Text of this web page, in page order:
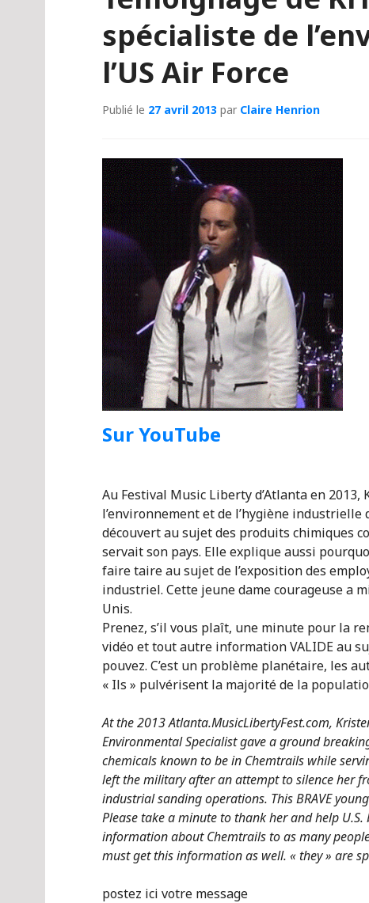
spécialiste de
l’US Air Force
Publié le 27 avril 2013 par Claire Henrion
Sur YouTube
Au Festival Music Liberty d’Atlanta en
l’environnement et de l’hygiène industrielle
découvert au sujet des produits chimiques
servait son pays. Elle explique aussi
faire taire au sujet de l’exposition des
industriel. Cette jeune dame courageuse a
Unis.
Prenez, s’il vous plaît, une minute pour la
vidéo et tout autre information VALIDE au
pouvez. C’est un problème planétaire, les
« Ils » pulvérisent la majorité de la
At the 2013 Atlanta.MusicLibertyFest.com,
Environmental Specialist gave a ground
chemicals known to be in Chemtrails while
left the military after an attempt to silence her
industrial sanding operations. This BRAVE
Please take a minute to thank her and help
information about Chemtrails to as many
must get this information as well. « they » are
postez ici votre message